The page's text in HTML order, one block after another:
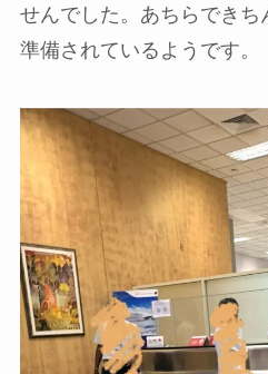
せんでした。あちらでき
準備されているようです。